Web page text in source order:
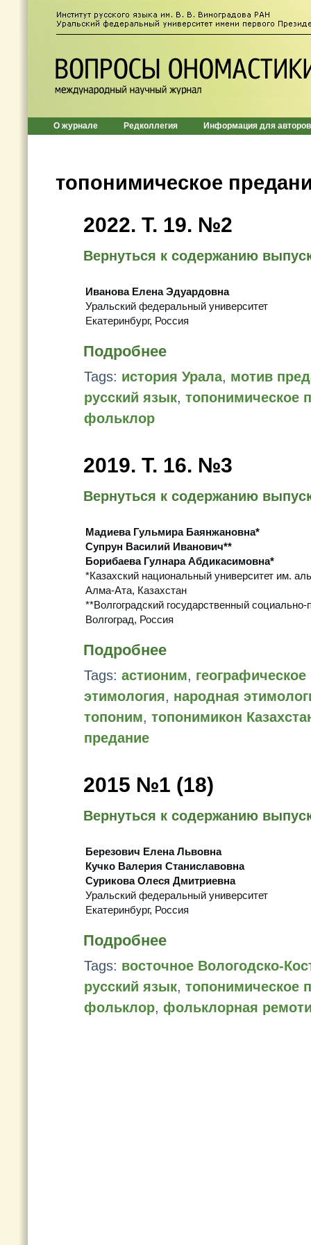
О журнале Редколлегия Информация для авторов
топонимическое
2022. Т. 19. №2
Вернуться к содержанию
Иванова Елена Эдуардовна
Уральский федеральный университет
Екатеринбург, Россия
Подробнее
Tags: история Урала, мотив
русский язык, топонимическое
фольклор
2019. Т. 16. №3
Вернуться к содержанию
Мадиева Гульмира Баянжановна*
Супрун Василий Иванович**
Борибаева Гулнара Абдикасимовна*
*Казахский национальный университет им.
Алма-Ата, Казахстан
**Волгоградский государственный социально-
Волгоград, Россия
Подробнее
Tags: астионим, географическое
этимология, народная
топоним, топонимикон
предание
2015 №1 (18)
Вернуться к содержанию
Березович Елена Львовна
Кучко Валерия Станиславовна
Сурикова Олеся Дмитриевна
Уральский федеральный университет
Екатеринбург, Россия
Подробнее
Tags: восточное Вологодско-
русский язык, топонимическое
фольклор, фольклорная